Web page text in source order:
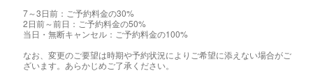
7～3日前：ご予約料金の30%
2日前～前日：ご予約料金の50%
当日・無断キャンセル：ご予約料金の100%
なお、変更のご要望は時期や予約状況によりご希望に添えない場合がご
ざいます。あらかじめご了承ください。